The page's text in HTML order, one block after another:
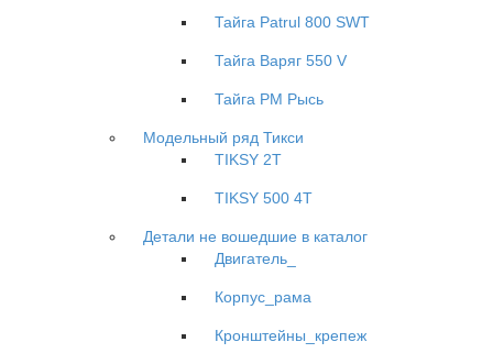
Тайга Patrul 800 SWT
Тайга Варяг 550 V
Тайга РМ Рысь
Модельный ряд Тикси
TIKSY 2T
TIKSY 500 4T
Детали не вошедшие в каталог
Двигатель_
Корпус_рама
Кронштейны_крепеж